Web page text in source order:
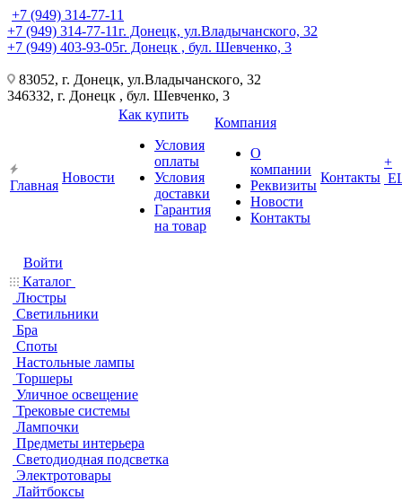
+7 (949) 314-77-11
+7 (949) 314-77-11г. Донецк, ул.Владычанского, 32
+7 (949) 403-93-05г. Донецк , бул. Шевченко, 3
83052, г. Донецк, ул.Владычанского, 32
346332, г. Донецк , бул. Шевченко, 3
Главная
Новости
Как купить
Условия
оплаты
Условия
доставки
Гарантия
на товар
Компания
О
компании
Реквизиты
Новости
Контакты
Контакты
+
Войти
Каталог
Люстры
Светильники
Бра
Споты
Настольные лампы
Торшеры
Уличное освещение
Трековые системы
Лампочки
Предметы интерьера
Светодиодная подсветка
Электротовары
Лайтбоксы